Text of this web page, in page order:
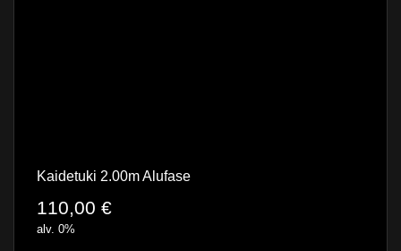
Kaidetuki 2.00m Alufase
110,00 €
alv. 0%